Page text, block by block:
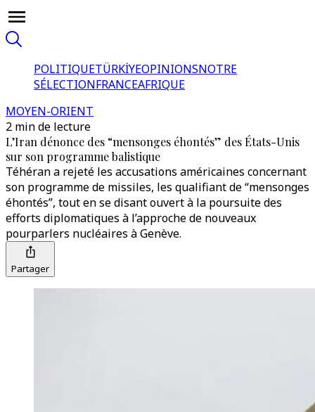
POLITIQUETÜRKİYEOPINIONSNOTRE
SÉLECTIONFRANCEAFRIQUE
MOYEN-ORIENT
2 min de lecture
L’Iran dénonce des “mensonges éhontés” des États-Unis
sur son programme balistique
Téhéran a rejeté les accusations américaines concernant
son programme de missiles, les qualifiant de “mensonges
éhontés”, tout en se disant ouvert à la poursuite des
efforts diplomatiques à l’approche de nouveaux
pourparlers nucléaires à Genève.
Partager